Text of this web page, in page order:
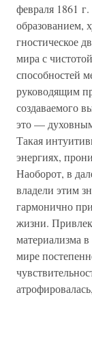
февраля 1861
образованием,
гностическое
мира с
способностей
руководящим
создаваемого
это —
Такая
энергиях,
Наоборот, в
владели этим
гармонично
жизни.
материализма
мире